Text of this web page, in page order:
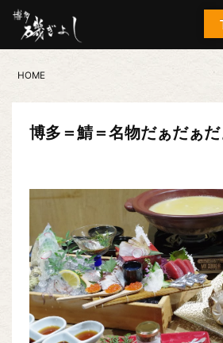
HOME
博多＝鯖＝名物だぁだぁ